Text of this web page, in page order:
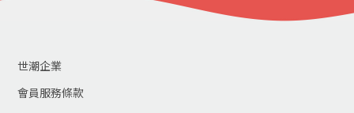
世潮企業
會員服務條款